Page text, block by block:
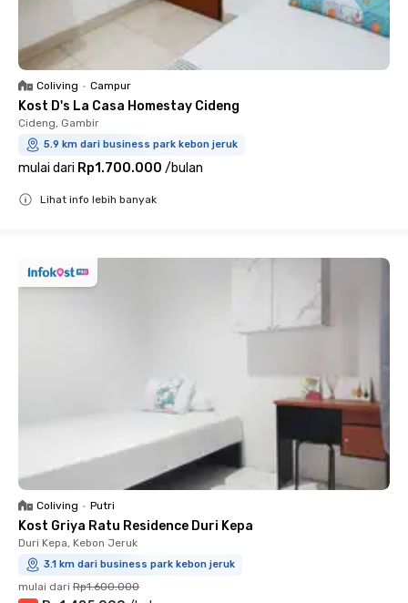
Coliving • Campur
Kost D's La Casa Homestay Cideng
Cideng, Gambir
5.9 km dari business park kebon jeruk
mulai dari Rp1.700.000 /bulan
Lihat info lebih banyak
Coliving • Putri
Kost Griya Ratu Residence Duri Kepa
Duri Kepa, Kebon Jeruk
3.1 km dari business park kebon jeruk
mulai dari Rp1.600.000